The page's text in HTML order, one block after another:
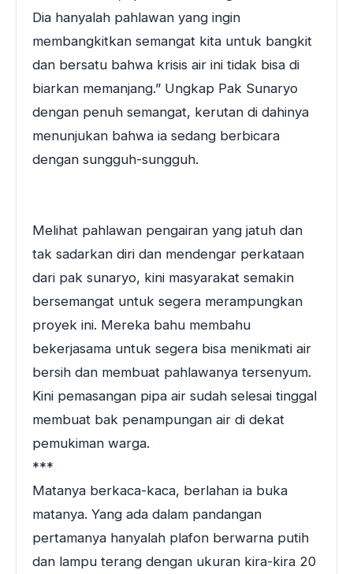
Dia hanyalah pahlawan yang ingin
membangkitkan semangat kita untuk bangkit
dan bersatu bahwa krisis air ini tidak bisa di
biarkan memanjang.” Ungkap Pak Sunaryo
dengan penuh semangat, kerutan di dahinya
menunjukan bahwa ia sedang berbicara
dengan sungguh-sungguh.
Melihat pahlawan pengairan yang jatuh dan
tak sadarkan diri dan mendengar perkataan
dari pak sunaryo, kini masyarakat semakin
bersemangat untuk segera merampungkan
proyek ini. Mereka bahu membahu
bekerjasama untuk segera bisa menikmati air
bersih dan membuat pahlawanya tersenyum.
Kini pemasangan pipa air sudah selesai tinggal
membuat bak penampungan air di dekat
pemukiman warga.
***
Matanya berkaca-kaca, berlahan ia buka
matanya. Yang ada dalam pandangan
pertamanya hanyalah plafon berwarna putih
dan lampu terang dengan ukuran kira-kira 20